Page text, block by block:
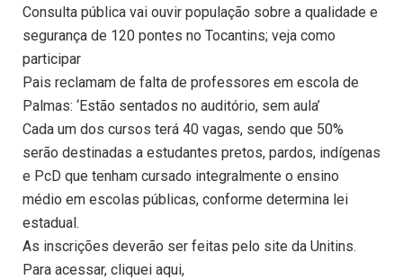
Consulta pública vai ouvir população sobre a qualidade e
segurança de 120 pontes no Tocantins; veja como
participar
Pais reclamam de falta de professores em escola de
Palmas: ‘Estão sentados no auditório, sem aula’
Cada um dos cursos terá 40 vagas, sendo que 50%
serão destinadas a estudantes pretos, pardos, indígenas
e PcD que tenham cursado integralmente o ensino
médio em escolas públicas, conforme determina lei
estadual.
As inscrições deverão ser feitas pelo site da Unitins.
Para acessar, cliquei aqui,